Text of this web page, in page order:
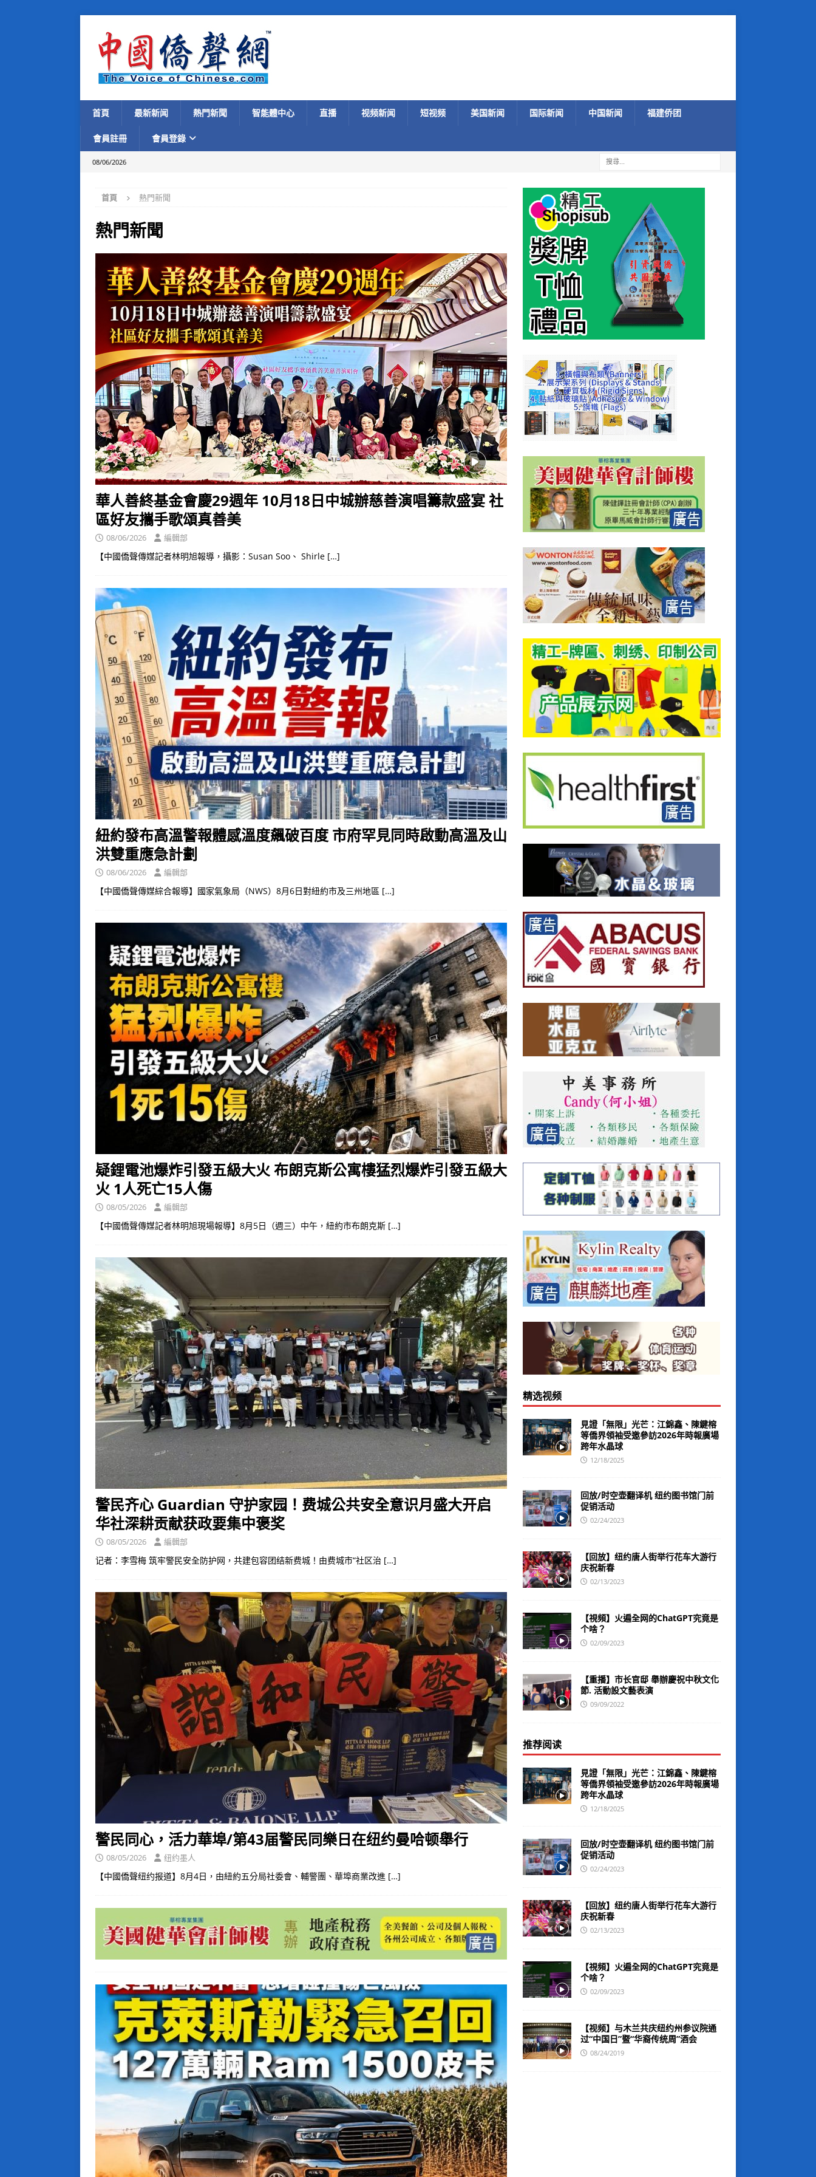
首頁 最新新闻 熱門新聞 智能體中心 直播 视频新闻 短视频 美国新闻 国际新闻 中国新闻 福建侨团
會員註冊 會員登錄
08/06/2026
首頁 熱門新聞
熱門新聞
華人善終基金會慶29週年 10月18日中城辦慈善演唱籌款盛宴 社
區好友攜手歌頌真善美
08/06/2026 編輯部
【中國僑聲傳媒記者林明旭報導，攝影：Susan Soo、 Shirle […]
紐約發布高溫警報體感溫度飆破百度 市府罕見同時啟動高溫及山
洪雙重應急計劃
08/06/2026 編輯部
【中國僑聲傳媒綜合報導】國家氣象局（NWS）8月6日對紐約市及三州地區 […]
疑鋰電池爆炸引發五級大火 布朗克斯公寓樓猛烈爆炸引發五級大
火 1人死亡15人傷
08/05/2026 編輯部
【中國僑聲傳媒記者林明旭現場報導】8月5日（週三）中午，紐約市布朗克斯 […]
警民齐心 Guardian 守护家园！费城公共安全意识月盛大开启
华社深耕贡献获政要集中褒奖
08/05/2026 編輯部
记者：李雪梅 筑牢警民安全防护网，共建包容团结新费城！由费城市“社区治 […]
警民同心，活力華埠/第43届警民同樂日在纽约曼哈顿舉行
08/05/2026 纽约墨人
【中國僑聲纽约报道】8月4日，由紐約五分局社委會、輔警團、華埠商業改進 […]
精选视频
見證「無限」光芒：江錦鑫、陳鍵榕
等僑界領袖受邀參訪2026年時報廣場
跨年水晶球
12/18/2025
回放/时空壶翻译机 纽约图书馆门前
促销活动
02/24/2023
【回放】纽约唐人街举行花车大游行
庆祝新春
02/13/2023
【視頻】火遍全网的ChatGPT究竟是
个啥？
02/09/2023
【重播】市长官邸 舉辦慶祝中秋文化
節. 活動設文藝表演
09/09/2022
推荐阅读
見證「無限」光芒：江錦鑫、陳鍵榕
等僑界領袖受邀參訪2026年時報廣場
跨年水晶球
12/18/2025
回放/时空壶翻译机 纽约图书馆门前
促销活动
02/24/2023
【回放】纽约唐人街举行花车大游行
庆祝新春
02/13/2023
【視頻】火遍全网的ChatGPT究竟是
个啥？
02/09/2023
【视频】与木兰共庆纽约州参议院通
过“中国日”暨“华裔传统周”酒会
08/24/2019